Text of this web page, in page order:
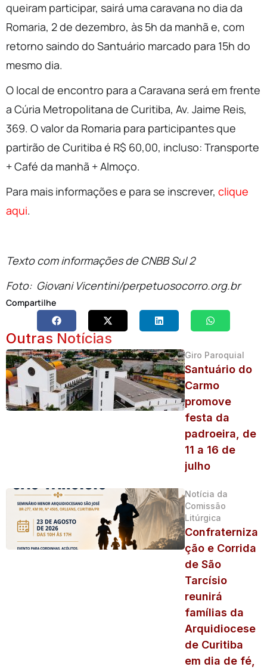
queiram participar, sairá uma caravana no dia da
Romaria, 2 de dezembro, às 5h da manhã e, com
retorno saindo do Santuário marcado para 15h do
mesmo dia.
O local de encontro para a Caravana será em frente
a Cúria Metropolitana de Curitiba, Av. Jaime Reis,
369. O valor da Romaria para participantes que
partirão de Curitiba é R$ 60,00, incluso: Transporte
+ Café da manhã + Almoço.
Para mais informações e para se inscrever, clique
aqui.
Texto com informações de CNBB Sul 2
Foto: Giovani Vicentini/perpetuosocorro.org.br
Compartilhe
Outras Notícias
Giro Paroquial
Santuário do
Carmo
promove
festa da
padroeira, de
11 a 16 de
julho
Notícia da
Comissão
Litúrgica
Confraterniza
ção e Corrida
de São
Tarcísio
reunirá
famílias da
Arquidiocese
de Curitiba
em dia de fé,